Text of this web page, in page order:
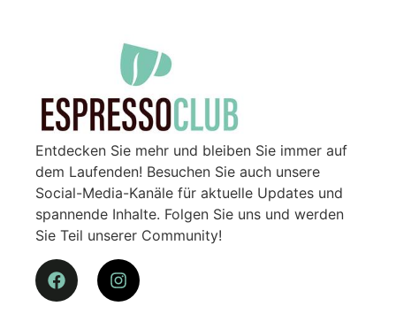
Entdecken Sie mehr und bleiben Sie immer auf
dem Laufenden! Besuchen Sie auch unsere
Social-Media-Kanäle für aktuelle Updates und
spannende Inhalte. Folgen Sie uns und werden
Sie Teil unserer Community!